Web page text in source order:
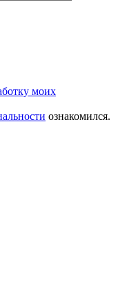
моих
ознакомился.